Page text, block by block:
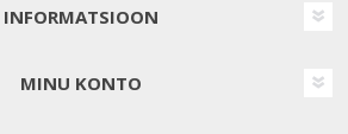
INFORMATSIOON
MINU KONTO